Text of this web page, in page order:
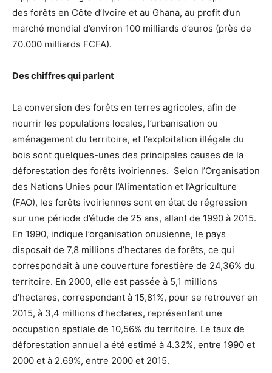
des forêts en Côte d’Ivoire et au Ghana, au profit d’un
marché mondial d’environ 100 milliards d’euros (près de
70.000 milliards FCFA).
Des chiffres qui parlent
La conversion des forêts en terres agricoles, afin de
nourrir les populations locales, l’urbanisation ou
aménagement du territoire, et l’exploitation illégale du
bois sont quelques-unes des principales causes de la
déforestation des forêts ivoiriennes. Selon l’Organisation
des Nations Unies pour l’Alimentation et l’Agriculture
(FAO), les forêts ivoiriennes sont en état de régression
sur une période d’étude de 25 ans, allant de 1990 à 2015.
En 1990, indique l’organisation onusienne, le pays
disposait de 7,8 millions d’hectares de forêts, ce qui
correspondait à une couverture forestière de 24,36% du
territoire. En 2000, elle est passée à 5,1 millions
d’hectares, correspondant à 15,81%, pour se retrouver en
2015, à 3,4 millions d’hectares, représentant une
occupation spatiale de 10,56% du territoire. Le taux de
déforestation annuel a été estimé à 4.32%, entre 1990 et
2000 et à 2.69%, entre 2000 et 2015.